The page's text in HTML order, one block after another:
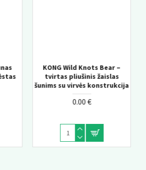
Bear –
KONG Knots Chicken M/L –
pliušinis žaislas šunims su
vidine virve
0.00 €